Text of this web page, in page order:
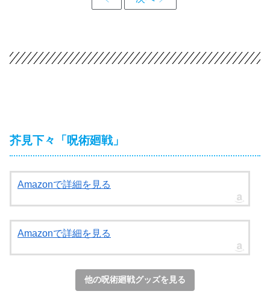
芥見下々「呪術廻戦」
Amazonで詳細を見る
Amazonで詳細を見る
他の呪術廻戦グッズを見る